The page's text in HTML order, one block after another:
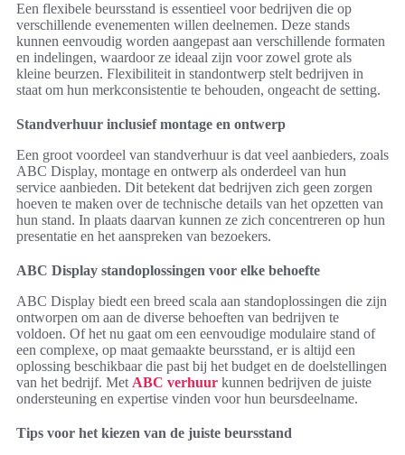
Een flexibele beursstand is essentieel voor bedrijven die op
verschillende evenementen willen deelnemen. Deze stands
kunnen eenvoudig worden aangepast aan verschillende formaten
en indelingen, waardoor ze ideaal zijn voor zowel grote als
kleine beurzen. Flexibiliteit in standontwerp stelt bedrijven in
staat om hun merkconsistentie te behouden, ongeacht de setting.
Standverhuur inclusief montage en ontwerp
Een groot voordeel van standverhuur is dat veel aanbieders, zoals
ABC Display, montage en ontwerp als onderdeel van hun
service aanbieden. Dit betekent dat bedrijven zich geen zorgen
hoeven te maken over de technische details van het opzetten van
hun stand. In plaats daarvan kunnen ze zich concentreren op hun
presentatie en het aanspreken van bezoekers.
ABC Display standoplossingen voor elke behoefte
ABC Display biedt een breed scala aan standoplossingen die zijn
ontworpen om aan de diverse behoeften van bedrijven te
voldoen. Of het nu gaat om een eenvoudige modulaire stand of
een complexe, op maat gemaakte beursstand, er is altijd een
oplossing beschikbaar die past bij het budget en de doelstellingen
van het bedrijf. Met ABC verhuur kunnen bedrijven de juiste
ondersteuning en expertise vinden voor hun beursdeelname.
Tips voor het kiezen van de juiste beursstand